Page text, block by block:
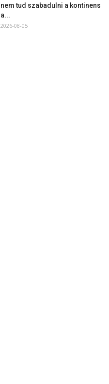
nem tud szabadulni a kontinens
a...
2026-08-05